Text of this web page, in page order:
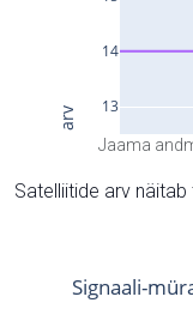
Jaama
Satelliitide arv